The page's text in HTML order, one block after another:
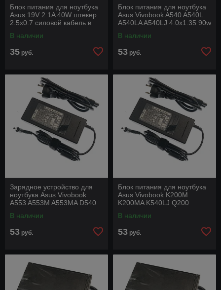
Блок питания для ноутбука
Asus 19V 2.1A 40W штекер
2.5x0.7 силовой кабель в
В наличии
35 руб.
Блок питания для ноутбука
Asus Vivobook A540 A540L
A540LA A540LJ 4.0x1.35 90w
силовым
В наличии
53 руб.
Зарядное устройство для
ноутбука Asus Vivobook
A553 A553M A553MA D540
оригинал с
В наличии
53 руб.
Блок питания для ноутбука
Asus Vivobook K200M
K200MA K540LJ Q200
оригинал с силовым
В наличии
53 руб.